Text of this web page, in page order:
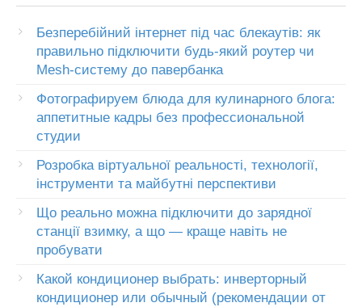
Безперебійний інтернет під час блекаутів: як
правильно підключити будь-який роутер чи
Mesh-систему до павербанка
Фотографируем блюда для кулинарного блога:
аппетитные кадры без профессиональной
студии
Розробка віртуальної реальності, технології,
інструменти та майбутні перспективи
Що реально можна підключити до зарядної
станції взимку, а що — краще навіть не
пробувати
Какой кондиционер выбрать: инверторный
кондиционер или обычный (рекомендации от